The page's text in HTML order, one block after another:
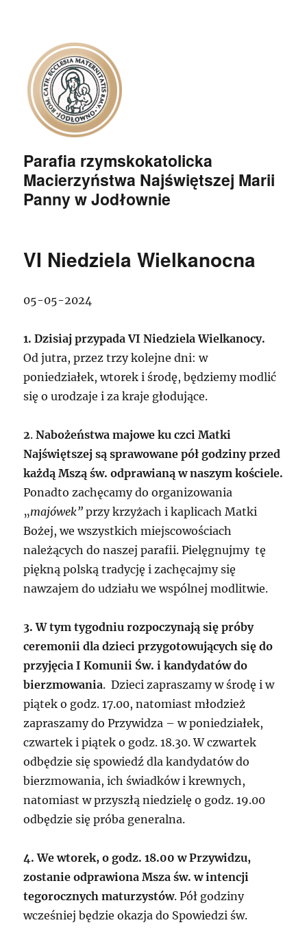
Parafia rzymskokatolicka
Macierzyństwa Najświętszej Marii
Panny w Jodłownie
VI Niedziela Wielkanocna
05-05-2024
1. Dzisiaj przypada VI Niedziela Wielkanocy.
Od jutra, przez trzy kolejne dni: w
poniedziałek, wtorek i środę, będziemy modlić
się o urodzaje i za kraje głodujące.
2.Nabożeństwa majowe ku czci Matki
Najświętszej są sprawowane pół godziny przed
każdą Mszą św. odprawianą w naszym kościele.
Ponadto zachęcamy do organizowania
„majówek” przy krzyżach i kaplicach Matki
Bożej, we wszystkich miejscowościach
należących do naszej parafii. Pielęgnujmy tę
piękną polską tradycję i zachęcajmy się
nawzajem do udziału we wspólnej modlitwie.
3. W tym tygodniu rozpoczynają się próby
ceremonii dla dzieci przygotowujących się do
przyjęcia I Komunii Św. i kandydatów do
bierzmowania. Dzieci zapraszamy w środę i w
piątek o godz. 17.00, natomiast młodzież
zapraszamy do Przywidza – w poniedziałek,
czwartek i piątek o godz. 18.30. W czwartek
odbędzie się spowiedź dla kandydatów do
bierzmowania, ich świadków i krewnych,
natomiast w przyszłą niedzielę o godz. 19.00
odbędzie się próba generalna.
4. We wtorek, o godz. 18.00 w Przywidzu,
zostanie odprawiona Msza św. w intencji
tegorocznych maturzystów. Pół godziny
wcześniej będzie okazja do Spowiedzi św.